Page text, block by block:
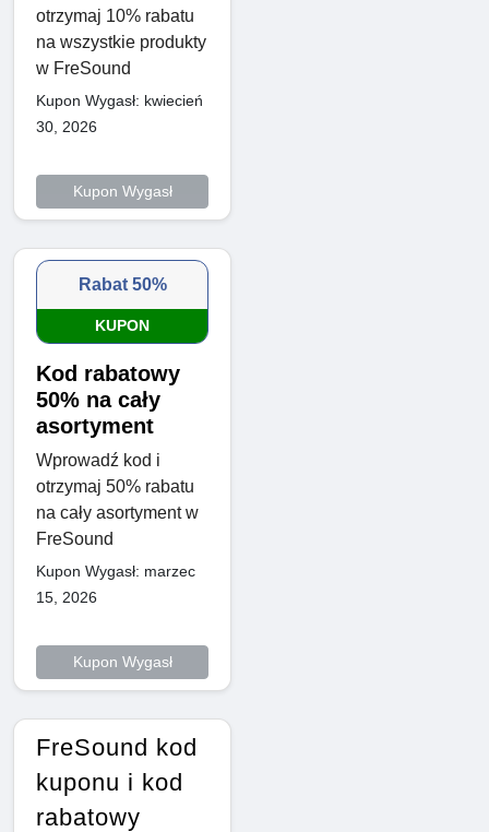
otrzymaj 10% rabatu
na wszystkie produkty
w FreSound
Kupon Wygasł: kwiecień
30, 2026
Kupon Wygasł
Rabat 50%
KUPON
Kod rabatowy
50% na cały
asortyment
Wprowadź kod i
otrzymaj 50% rabatu
na cały asortyment w
FreSound
Kupon Wygasł: marzec
15, 2026
Kupon Wygasł
FreSound kod
kuponu i kod
rabatowy